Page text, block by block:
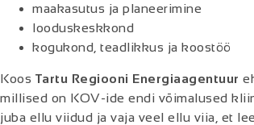
maakasutus ja planeerimine
looduskeskkond
kogukond, teadlikkus ja koostöö
Koos Tartu Regiooni Energiaagentuur
millised on KOV-ide endi võimalused
juba ellu viidud ja vaja veel ellu viia, et